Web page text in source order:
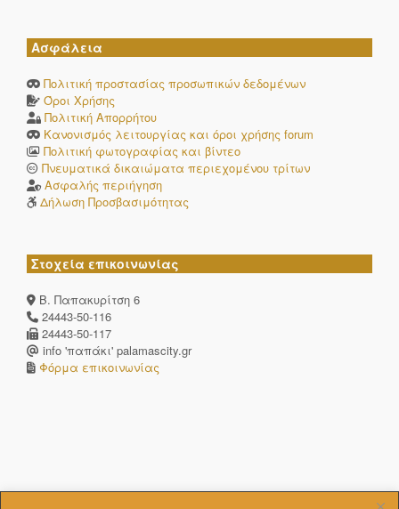
Ασφάλεια
Πολιτική προστασίας προσωπικών δεδομένων
Όροι Χρήσης
Πολιτική Απορρήτου
Κανονισμός λειτουργίας και όροι χρήσης forum
Πολιτική φωτογραφίας και βίντεο
Πνευματικά δικαιώματα περιεχομένου τρίτων
Ασφαλής περιήγηση
Δήλωση Προσβασιμότητας
Στοχεία επικοινωνίας
Β. Παπακυρίτση 6
24443-50-116
24443-50-117
info 'παπάκι' palamascity.gr
Φόρμα επικοινωνίας